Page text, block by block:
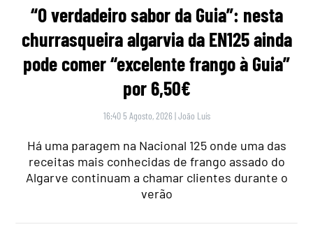
“O verdadeiro sabor da Guia”: nesta
churrasqueira algarvia da EN125 ainda
pode comer “excelente frango à Guia”
por 6,50€
16:40 5 Agosto, 2026 |João Luís
Há uma paragem na Nacional 125 onde uma das
receitas mais conhecidas de frango assado do
Algarve continuam a chamar clientes durante o
verão